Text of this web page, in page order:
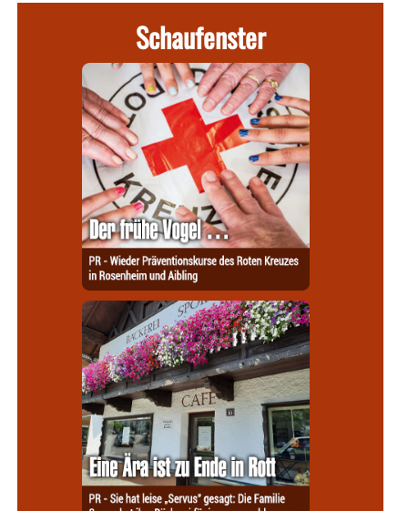
Schaufenster